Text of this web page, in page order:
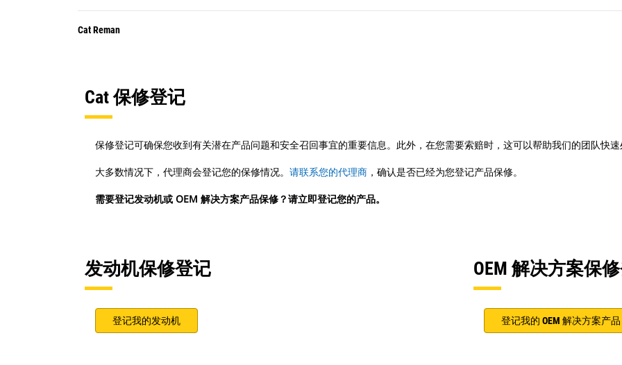
Cat Reman
Cat 保修登记
保修登记可确保您收到有关潜在产品问题和安全召回事宜的重要信息。此外，在您需要索赔时，这可以帮助我们的团队快
大多数情况下，代理商会登记您的保修情况。 请联系您的代理商 ，确认是否已经为您登记产品保修。
需要登记发动机或 OEM 解决方案产品保修？请立即登记您的产品。
发动机保修登记
登记我的发动机
OEM 解决方案保
登记我的 OEM 解决方案产品